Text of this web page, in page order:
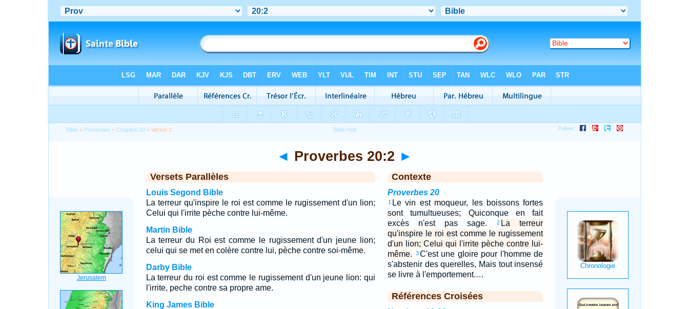
Bible > Proverbes >Chapitre 20 > Verset 2
◄ Proverbes 20:2 ►
Versets Parallèles
Louis Segond Bible
La terreur qu'inspire le roi est comme le rugissement d'un lion;
Celui qui l'irrite pèche contre lui-même.
Martin Bible
La terreur du Roi est comme le rugissement d'un jeune lion;
celui qui se met en colère contre lui, pèche contre soi-même.
Darby Bible
La terreur du roi est comme le rugissement d'un jeune lion: qui
l'irrite, peche contre sa propre ame.
King James Bible
Contexte
Proverbes 20
1 Le vin est moqueur, les boissons fortes
sont tumultueuses; Quiconque en fait
excès n'est pas sage.
2 La terreur
qu'inspire le roi est comme le rugissement
d'un lion; Celui qui l'irrite pèche contre lui-
même.
3 C'est une gloire pour l'homme de
s'abstenir des querelles, Mais tout insensé
se livre à l'emportement.…
Références Croisées